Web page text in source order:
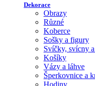
Dekorace
Obrazy
Různé
Koberce
Sošky a figury
Svíčky, svícny
Košíky
Vázy a láhve
Šperkovnice a
Hodiny